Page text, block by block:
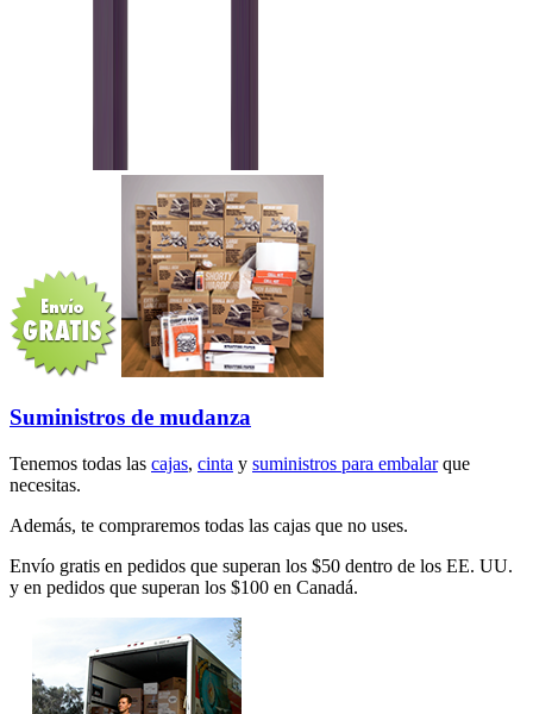
Suministros de mudanza
Tenemos todas las cajas, cinta y suministros para embalarque
necesitas.
Además, te compraremos todas las cajas que no uses.
Envío gratis en pedidos que superan los $50 dentro de los EE. UU.
y en pedidos que superan los $100 en Canadá.